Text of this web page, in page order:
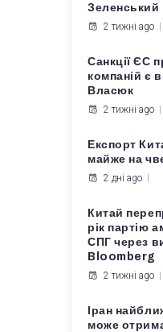
Зеленський
2 тижні ago
Санкції ЄС
компаній є
Власюк
2 тижні ago
Експорт
майже на
2 дні ago
Китай
рік партію
СПГ через
Bloomberg
2 тижні ago
Іран
може